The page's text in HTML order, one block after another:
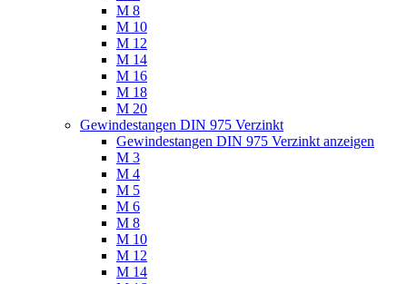
M 8
M 10
M 12
M 14
M 16
M 18
M 20
Gewindestangen DIN 975 Verzinkt
Gewindestangen DIN 975 Verzinkt anzeigen
M 3
M 4
M 5
M 6
M 8
M 10
M 12
M 14